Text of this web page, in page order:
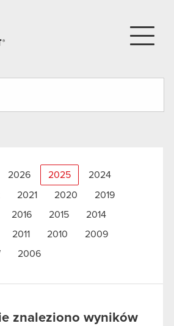
2026 2025 2024
2021 2020
2019
2016 2015
2014
2011 2010
2009
2006
znaleziono wyników